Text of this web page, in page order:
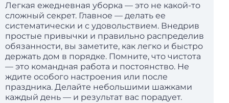
Легкая ежедневная уборка — это не какой-то
сложный секрет. Главное — делать ее
систематически и с удовольствием. Внедрив
простые привычки и правильно распределив
обязанности, вы заметите, как легко и быстро
держать дом в порядке. Помните, что чистота
— это командная работа и постоянство. Не
ждите особого настроения или после
праздника. Делайте небольшими шажками
каждый день — и результат вас порадует.